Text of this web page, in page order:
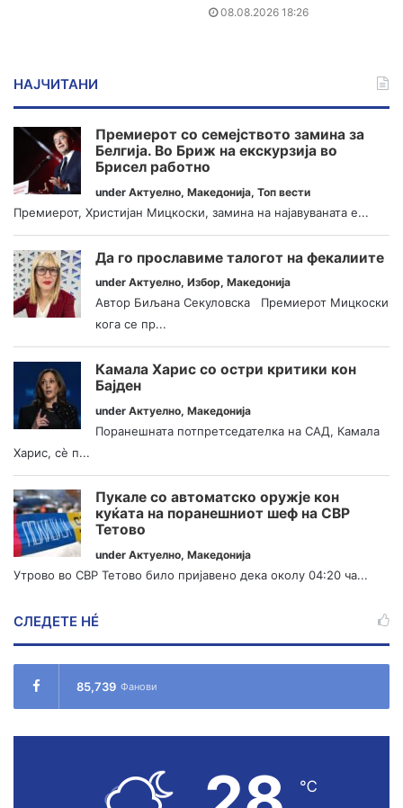
08.08.2026 18:26
НАЈЧИТАНИ
Премиерот со семејството замина за
Белгија. Во Бриж на екскурзија во
Брисел работно
under Актуелно, Македонија, Топ вести
Премиерот, Христијан Мицкоски, замина на најавуваната е...
Да го прославиме талогот на фекалиите
under Актуелно, Избор, Македонија
Автор Биљана Секуловска Премиерот Мицкоски
кога се пр...
Камала Харис со остри критики кон
Бајден
under Актуелно, Македонија
Поранешната потпретседателка на САД, Камала
Харис, сè п...
Пукале со автоматско оружје кон
куќата на поранешниот шеф на СВР
Тетово
under Актуелно, Македонија
Утрово во СВР Тетово било пријавено дека околу 04:20 ча...
СЛЕДЕТЕ НÉ
85,739 Фанови
℃